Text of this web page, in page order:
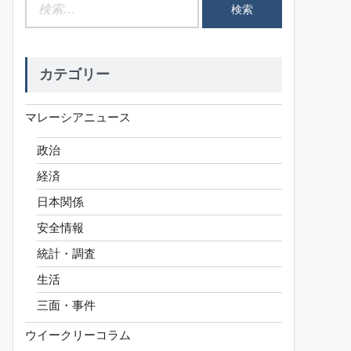
カテゴリー
マレーシアニュース
政治
経済
日本関係
安全情報
統計・調査
生活
三面・事件
ウイークリーコラム